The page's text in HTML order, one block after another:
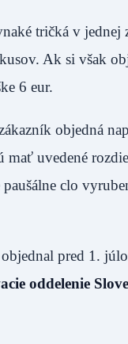
tričká v jednej
Ak si však
6 eur.
objedná
mať uvedené
clo
pred 1.
oddelenie